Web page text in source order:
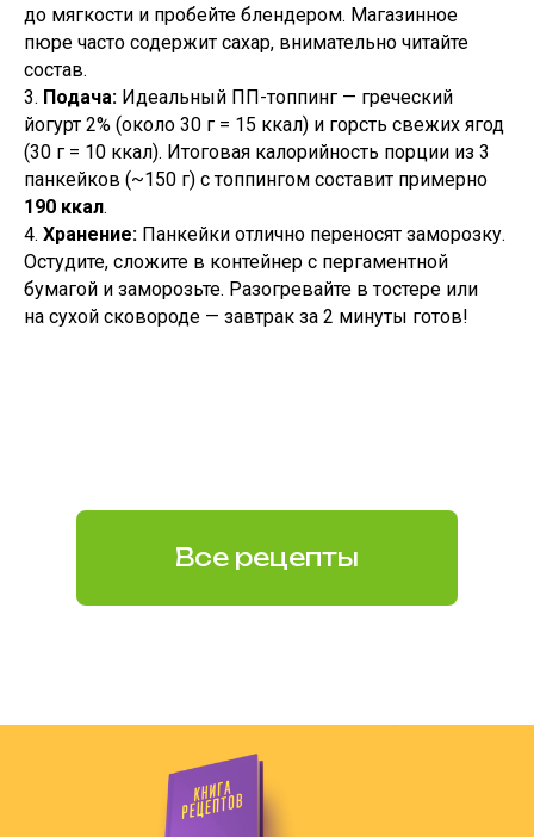
до мягкости и пробейте блендером. Магазинное
пюре часто содержит сахар, внимательно читайте
состав.
3. Подача: Идеальный ПП-топпинг — греческий
йогурт 2% (около 30 г = 15 ккал) и горсть свежих ягод
(30 г = 10 ккал). Итоговая калорийность порции из 3
панкейков (~150 г) с топпингом составит примерно
190 ккал.
4. Хранение: Панкейки отлично переносят заморозку.
Остудите, сложите в контейнер с пергаментной
бумагой и заморозьте. Разогревайте в тостере или
на сухой сковороде — завтрак за 2 минуты готов!
Все рецепты